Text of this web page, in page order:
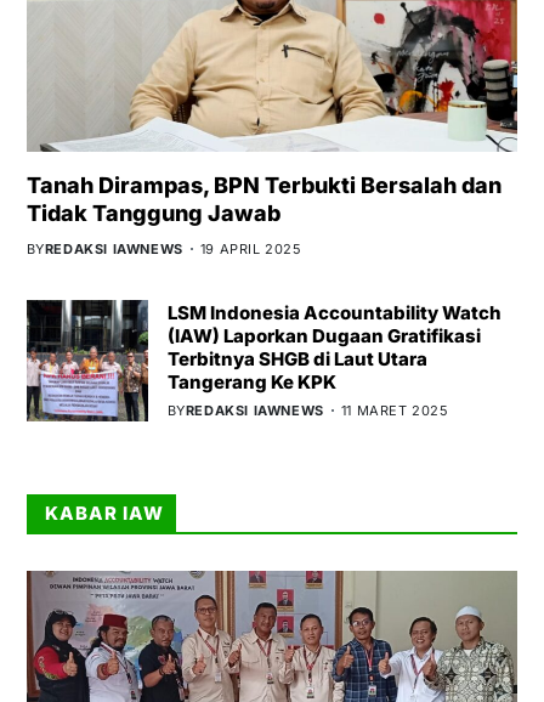
Tanah Dirampas, BPN Terbukti Bersalah dan
Tidak Tanggung Jawab
BYREDAKSI IAWNEWS 19 APRIL 2025
LSM Indonesia Accountability Watch
(IAW) Laporkan Dugaan Gratifikasi
Terbitnya SHGB di Laut Utara
Tangerang Ke KPK
BYREDAKSI IAWNEWS 11 MARET 2025
KABAR IAW